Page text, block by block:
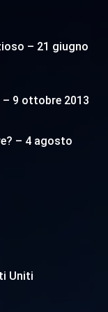
– 21 giugno
– 9 ottobre 2013
– 4 agosto
Uniti